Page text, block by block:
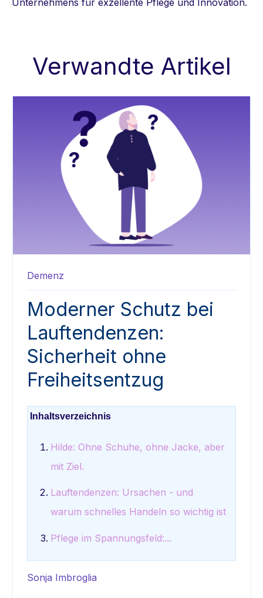
Verwandte Artikel
Demenz
Moderner Schutz bei
Lauftendenzen:
Sicherheit ohne
Freiheitsentzug
Inhaltsverzeichnis
Hilde: Ohne Schuhe, ohne Jacke, aber
mit Ziel.
Lauftendenzen: Ursachen - und
warum schnelles Handeln so wichtig ist
Pflege im Spannungsfeld:...
Sonja Imbroglia